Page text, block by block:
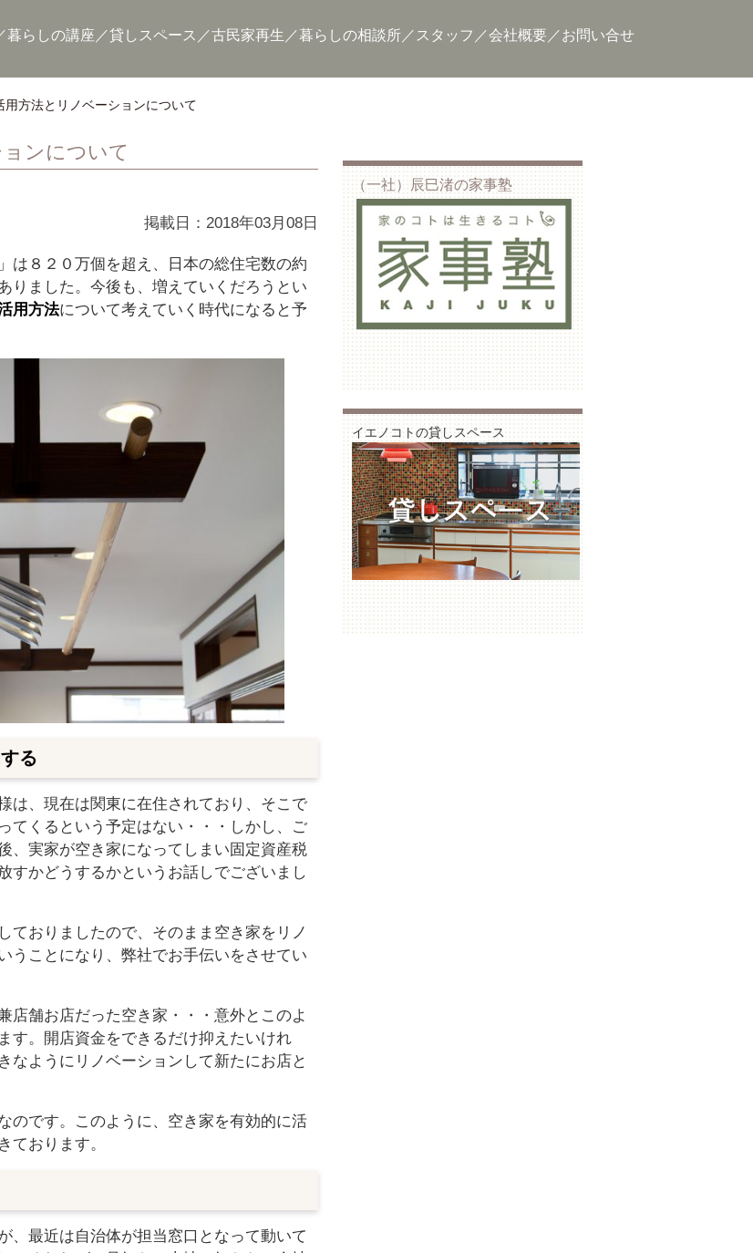
暮らしの講座 貸しスペース 古民家再生 暮らしの相談所 スタッフ 会社概要 お問い合せ
用方法とリノベーションについて
ンについて
掲載日：2018年03月08日
は８２０万個を超え、日本の総住宅数の約
りました。今後も、増えていくだろうとい
用方法について考えていく時代になると予
る
は、現在は関東に在住されており、そこで
てくるという予定はない・・・しかし、ご
、実家が空き家になってしまい固定資産税
すかどうするかというお話しでございまし
ておりましたので、そのまま空き家をリノ
うことになり、弊社でお手伝いをさせてい
店舗お店だった空き家・・・意外とこのよ
す。開店資金をできるだけ抑えたいけれ
なようにリノベーションして新たにお店と
のです。このように、空き家を有効的に活
ております。
、最近は自治体が担当窓口となって動いて
（一社）辰巳渚の家事塾
イエノコトの貸しスペース